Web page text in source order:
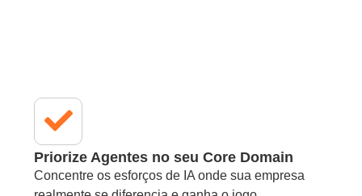
Priorize Agentes no seu Core Domain
Concentre os esforços de IA onde sua empresa